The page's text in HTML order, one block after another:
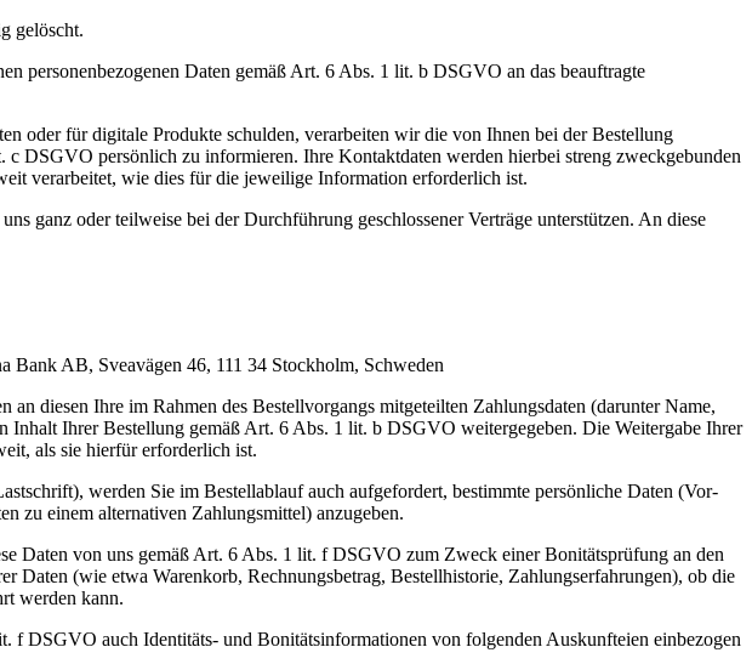
gelöscht.
personenbezogenen Daten gemäß Art. 6 Abs. 1 lit. b DSGVO an das beauftragte
oder für digitale Produkte schulden, verarbeiten wir die von Ihnen bei der Bestellung
DSGVO persönlich zu informieren. Ihre Kontaktdaten werden hierbei streng zweckgebunden
verarbeitet, wie dies für die jeweilige Information erforderlich ist.
ganz oder teilweise bei der Durchführung geschlossener Verträge unterstützen. An diese
Bank AB, Sveavägen 46, 111 34 Stockholm, Schweden
diesen Ihre im Rahmen des Bestellvorgangs mitgeteilten Zahlungsdaten (darunter Name,
Ihrer Bestellung gemäß Art. 6 Abs. 1 lit. b DSGVO weitergegeben. Die Weitergabe Ihrer
als sie hierfür erforderlich ist.
werden Sie im Bestellablauf auch aufgefordert, bestimmte persönliche Daten (Vor-
zu einem alternativen Zahlungsmittel) anzugeben.
Daten von uns gemäß Art. 6 Abs. 1 lit. f DSGVO zum Zweck einer Bonitätsprüfung an den
Daten (wie etwa Warenkorb, Rechnungsbetrag, Bestellhistorie, Zahlungserfahrungen), ob die
werden kann.
DSGVO auch Identitäts- und Bonitätsinformationen von folgenden Auskunfteien einbezogen